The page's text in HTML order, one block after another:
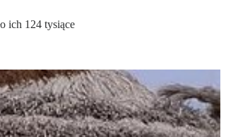
ich 124 tysiące